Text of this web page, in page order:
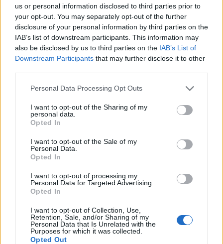
us or personal information disclosed to third parties prior to
your opt-out. You may separately opt-out of the further
disclosure of your personal information by third parties on the
IAB’s list of downstream participants. This information may
also be disclosed by us to third parties on the IAB’s List of
Downstream Participants that may further disclose it to other
Please note that this website/app uses one or more Google
not limited to your visit or usage behaviour. You may click to
grant or deny consent to Google and its third-party tags to
use your data for below specified purposes in below Google
consent section.
Personal Data Processing Opt Outs
I want to opt-out of the Sharing of my
personal data.
Opted In
I want to opt-out of the Sale of my
Personal Data.
Opted In
I want to opt-out of processing my
Personal Data for Targeted Advertising.
Opted In
I want to opt-out of Collection, Use,
Retention, Sale, and/or Sharing of my
Personal Data that Is Unrelated with the
Purposes for which it was collected.
Opted Out
Feliratkozom a hírlevélre és elfogadom azadatvédelmi
szabályzatot!
FELIRATKOZÁS
LEGFRISSEBB
Országos hírek
Szakirányú továbbképzésekkel segíti
a Gál Ferenc Egyetem
FELTÁRULNAK A BALATON TITKAI
Országos hírek
A lakosságra is fontos szerep hárul a
szúnyoginvázió elkerülésében